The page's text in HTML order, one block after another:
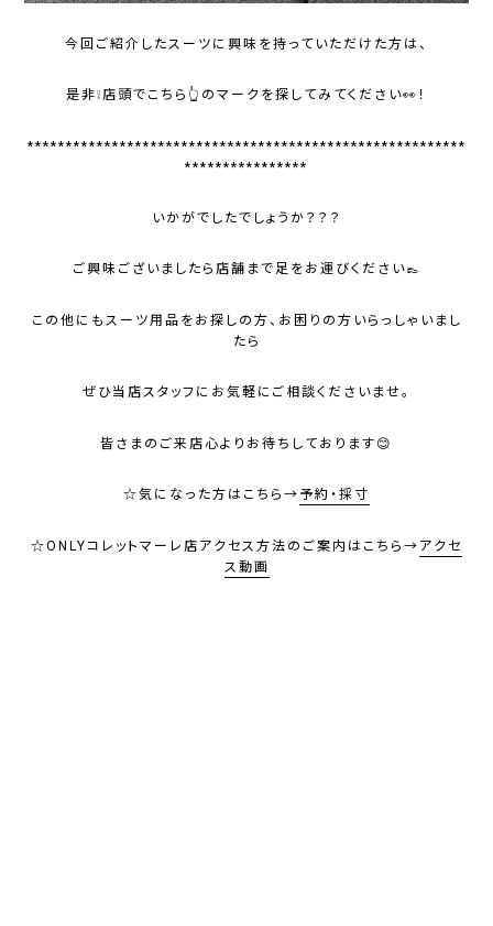
今回ご紹介したスーツに興味を持っていただけた方は、
是非❕店頭でこちら👆のマークを探してみてください👀！
*********************************************************
****************
いかがでしたでしょうか？？？
ご興味ございましたら店舗まで足をお運びください👞
この他にもスーツ用品をお探しの方、お困りの方いらっしゃいまし
たら
ぜひ当店スタッフにお気軽にご相談くださいませ。
皆さまのご来店心よりお待ちしております😊
☆気になった方はこちら→ 予約・採寸
☆ONLYコレットマーレ店アクセス方法のご案内はこちら→ アクセ
ス動画